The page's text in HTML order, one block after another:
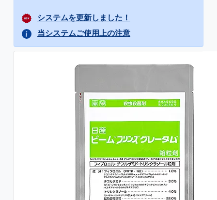
システムを更新しました！
当システムご使用上の注意